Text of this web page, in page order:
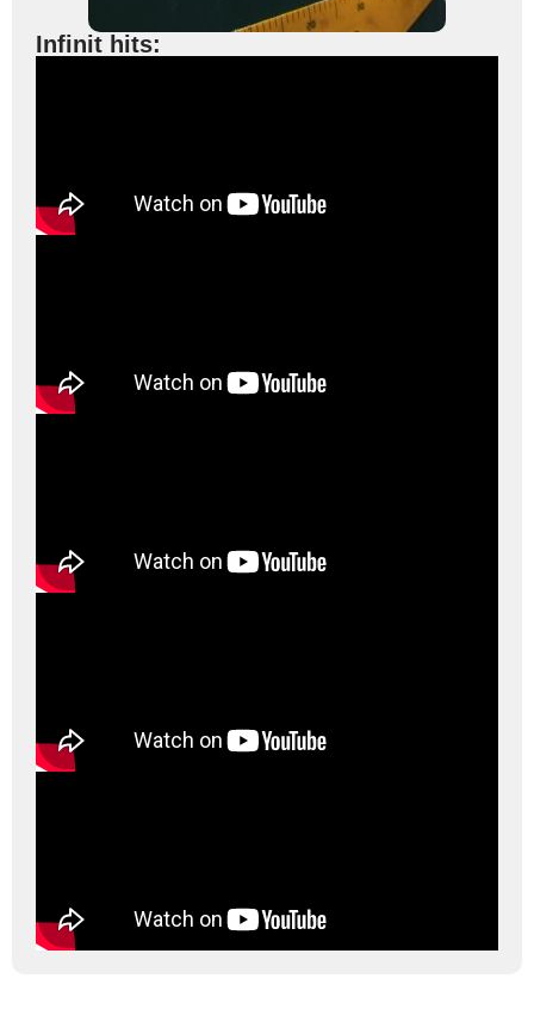
Infinit hits: